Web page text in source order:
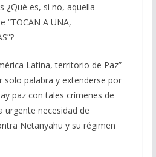
¿Qué es, si no, aquella
“TOCAN A UNA,
Latina, territorio de Paz”
solo palabra y extenderse por
paz con tales crímenes de
urgente necesidad de
Netanyahu y su régimen